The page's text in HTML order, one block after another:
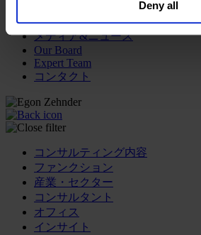
Deny all
運輸及びロジスティクス
メディア&ニュース
Our Board
Expert Team
コンタクト
コンサルティング内容
ファンクション
産業・セクター
コンサルタント
オフィス
インサイト